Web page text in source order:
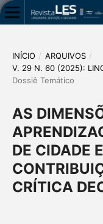
INÍCIO / ARQUIVOS /
V. 29 N. 60 (2025):
Dossiê Temático
AS
DE CIDADE
CRÍTICA